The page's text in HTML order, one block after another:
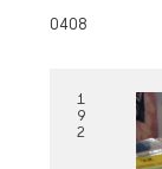
0408
1
9
2